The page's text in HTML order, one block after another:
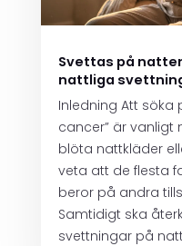
Svettas på
nattliga
Inledning Att söka
cancer” är vanligt
blöta nattkläder
veta att de flesta
beror på andra
Samtidigt ska
svettningar på